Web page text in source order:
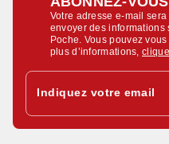
Votre adresse e-mail
envoyer des informations
Poche. Vous pouvez
plus d’informations,
Indiquez votre email